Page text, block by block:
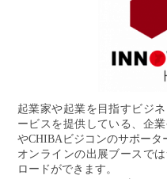
起業家や起業を目指すビジ
ービスを提供している、企
やCHIBAビジコンのサポータ
オンラインの出展ブースで
ロードができます。